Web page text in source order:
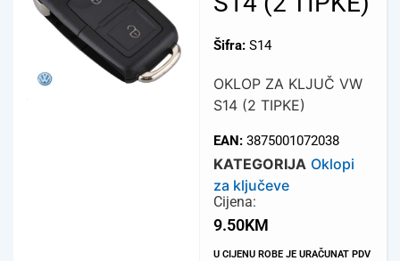
Šifra:S14
OKLOP ZA KLJUČ VW
S14 (2 TIPKE)
EAN:3875001072038
KATEGORIJA Oklopi
za ključeve
Cijena:
9.50KM
U CIJENU ROBE JE URAČUNAT PDV